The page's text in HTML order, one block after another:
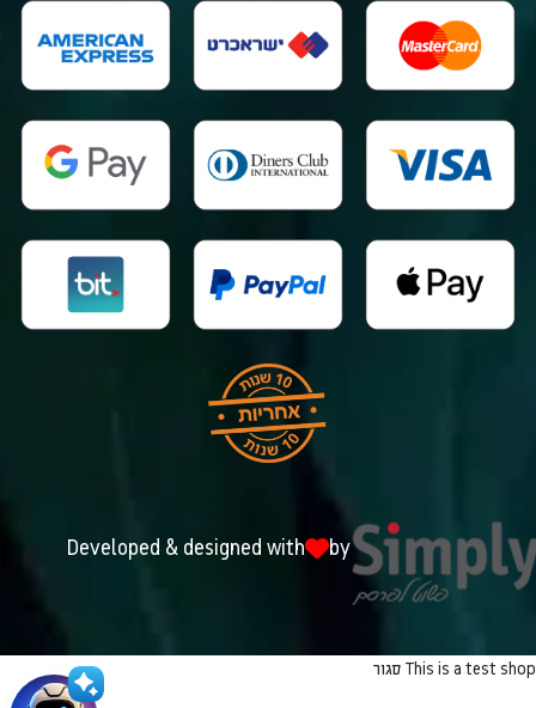
Developed & designed with by
This is a test shop סגור